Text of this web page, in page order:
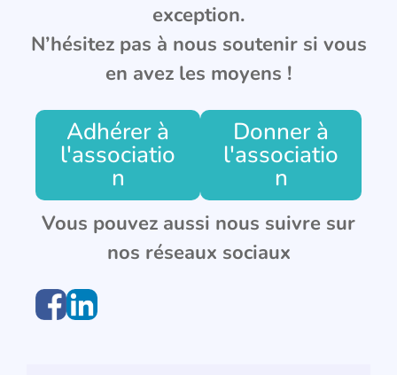
exception.
N’hésitez pas à nous soutenir si vous
en avez les moyens !
Adhérer à
l'associatio
n
Donner à
l'associatio
n
Vous pouvez aussi nous suivre sur
nos réseaux sociaux